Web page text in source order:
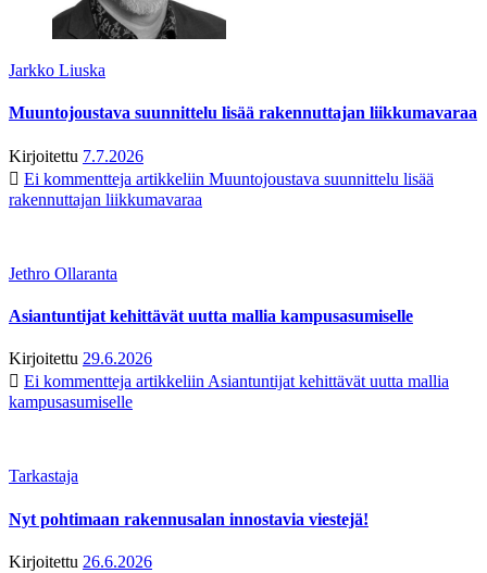
Jarkko Liuska
Muuntojoustava suunnittelu lisää rakennuttajan liikkumavaraa
Kirjoitettu 7.7.2026
Ei kommentteja artikkeliin Muuntojoustava suunnittelu lisää
rakennuttajan liikkumavaraa
Jethro Ollaranta
Asiantuntijat kehittävät uutta mallia kampusasumiselle
Kirjoitettu 29.6.2026
Ei kommentteja artikkeliin Asiantuntijat kehittävät uutta mallia
kampusasumiselle
Tarkastaja
Nyt pohtimaan rakennusalan innostavia viestejä!
Kirjoitettu 26.6.2026